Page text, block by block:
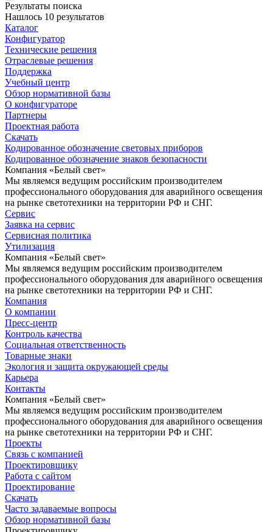
Результаты поиска
Нашлось 10 результатов
Каталог
Конфигуратор
Технические решения
Отраслевые решения
Поддержка
Учебный центр
Обзор нормативной базы
О конфигураторе
Партнеры
Проектная работа
Скачать
Кодированное обозначение световых приборов
Кодированное обозначение знаков безопасности
Компания «Белый свет»
Мы являемся ведущим российским производителем
профессионального оборудования для аварийного освещения
на рынке светотехники на территории РФ и СНГ.
Сервис
Заявка на сервис
Сервисная политика
Утилизация
Компания «Белый свет»
Мы являемся ведущим российским производителем
профессионального оборудования для аварийного освещения
на рынке светотехники на территории РФ и СНГ.
Компания
О компании
Пресс-центр
Контроль качества
Социальная ответственность
Товарные знаки
Экология и защита окружающей среды
Карьера
Контакты
Компания «Белый свет»
Мы являемся ведущим российским производителем
профессионального оборудования для аварийного освещения
на рынке светотехники на территории РФ и СНГ.
Проекты
Связь с компанией
Проектировщику
Работа с сайтом
Проектирование
Скачать
Часто задаваемые вопросы
Обзор нормативной базы